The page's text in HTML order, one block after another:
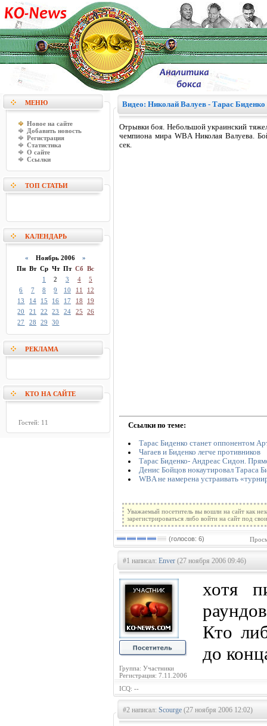
МЕНЮ
Новое на сайте
Добавить новость
Регистрация
Статистика
О сайте
Ссылки
ТОП СТАТЬИ
КАЛЕНДАРЬ
« Ноябрь 2006 »
Пн Вт Ср Чт Пт Сб Вс
1
2 3 4
5
6
7 8 9 10 11
12
13
14 15 16 17 18
19
20
21 22 23 24 25
26
27
28 29 30
РЕКЛАМА
КТО НА САЙТЕ
Гостей: 11
Видео: Николай Валуев - Тарас Биденко
Отрывки боя. Небольшой украинский
чемпиона мира WBA Николая Валуева.
сек.
Ссылки по теме:
Тарас Биденко станет оппонентом
Чагаев и Биденко легче противников
Тарас Биденко- Андреас Сидон.
Денис Бойцов нокаутировал Тараса
WBA не намерена устраивать
Уважаемый посетитель вы вошли на сайт как
зарегистрироваться либо войти на сайт под
(голосов: 6)
#1 написал: Enver (27 ноября 2006 09:46)
Группа: Участники
Регистрация: 7.11.2006
хотя
Кто
до
ICQ: --
#2 написал: Scourge (27 ноября 2006 12:02)